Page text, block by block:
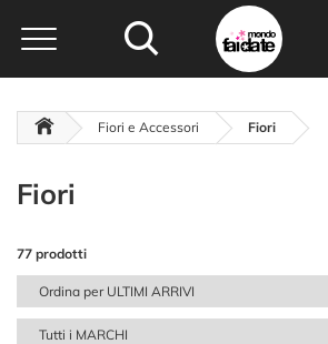
oltre
Fiori e Accessori Fiori
Fiori
77 prodotti